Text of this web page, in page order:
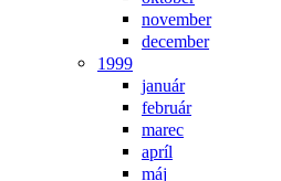
november
december
1999
január
február
marec
apríl
máj